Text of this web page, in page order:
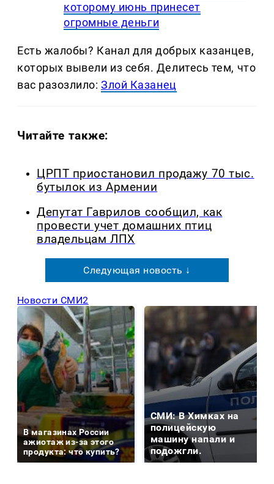
которому июнь принесет
огромные деньги
Есть жалобы? Канал для добрых казанцев,
которых вывели из себя. Делитеcь тем, что
вас разозлило:Злой Казанец
Читайте также:
ЦРПТ приостановил продажу 70 тыс.
бутылок из Армении
Депутат Гаврилов сообщил, как
провести учет домашних птиц
владельцам ЛПХ
Следующая новость ↓
Новости СМИ2
В магазинах России
ажиотаж из-за этого
продукта: что купить?
СМИ: В Химках на
полицейскую
машину напали и
подожгли.